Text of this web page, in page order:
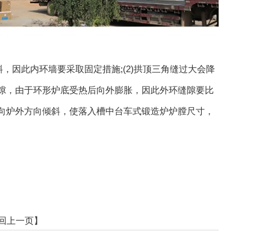
因此内环墙要采取固定措施;(2)拱顶三角缝过大会降
由于环形炉底受热后向外膨胀，因此外环缝隙要比
外方向倾斜，使落入槽中台车式锻造炉炉膛尺寸，
上一页】